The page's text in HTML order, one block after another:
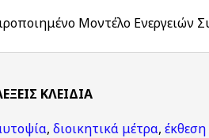
Μοντέλο Ενεργειών
KΛΕΙΔΙΆ
, διοικητικά μέτρα, έκθεση